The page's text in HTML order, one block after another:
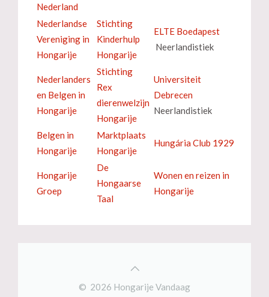
Nederland
Nederlandse
Vereniging in
Hongarije
Stichting
Kinderhulp
Hongarije
ELTE Boedapest
Neerlandistiek
Nederlanders
en Belgen in
Hongarije
Stichting
Rex
dierenwelzijn
Hongarije
Universiteit
Debrecen
Neerlandistiek
Belgen in
Hongarije
Marktplaats
Hongarije
Hungária Club 1929
Hongarije
Groep
De
Hongaarse
Taal
Wonen en reizen in
Hongarije
© 2026 Hongarije Vandaag